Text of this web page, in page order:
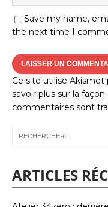
Save my name,
the next time I
Ce site utilise Akismet
savoir plus sur la
commentaires sont
ARTICLES